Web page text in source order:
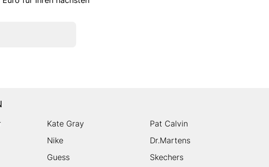
Kate Gray
Pat Calvin
Nike
Dr.Martens
Guess
Skechers